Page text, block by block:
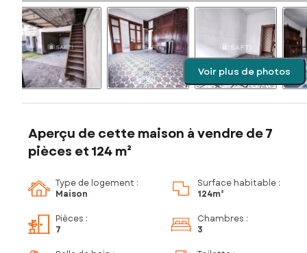
Voir plus de photos
Aperçu de cette maison à vendre de 7
pièces et 124 m²
Type de logement :
Maison
Surface habitable :
124m²
Pièces :
7
Chambres :
3